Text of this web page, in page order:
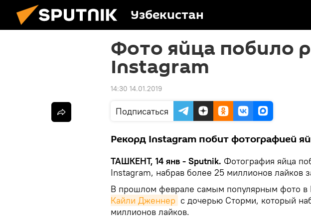
Узбекистан
Фото яйца побило
Instagram
14:30 14.01.2019
Подписаться
Рекорд Instagram побит фотографией
ТАШКЕНТ, 14 янв - Sputnik. Фотография яйца
Instagram, набрав более 25 миллионов лайков
В прошлом феврале самым популярным фото в
Кайли Дженнер с дочерью Сторми, который
миллионов лайков.